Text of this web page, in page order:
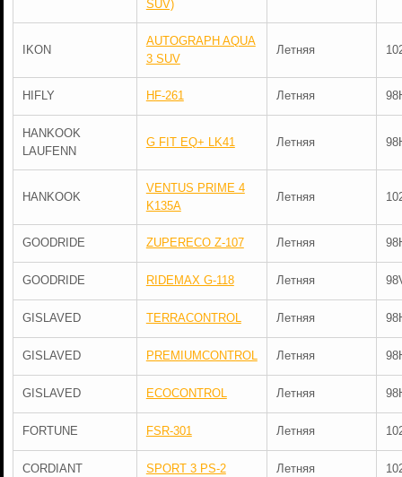
SUV)
IKON
AUTOGRAPH AQUA
3 SUV
Летняя
HIFLY HF-261 Летняя
HANKOOK
LAUFENN
G FIT EQ+ LK41 Летняя
HANKOOK
VENTUS PRIME 4
K135A
Летняя
GOODRIDE ZUPERECO Z-107 Летняя
GOODRIDE RIDEMAX G-118 Летняя
GISLAVED TERRACONTROL Летняя
GISLAVED PREMIUMCONTROL Летняя
GISLAVED ECOCONTROL Летняя
FORTUNE FSR-301 Летняя
CORDIANT SPORT 3 PS-2 Летняя